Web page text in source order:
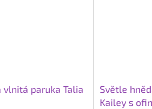
vlnitá paruka Talia
Světle
Kailey s